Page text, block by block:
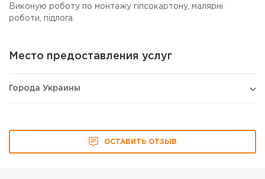
Виконую роботу по монтажу гіпсокартону, малярні
роботи, підлога.
Место предоставления услуг
Города Украины
ОСТАВИТЬ ОТЗЫВ